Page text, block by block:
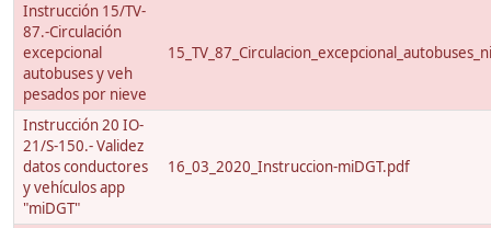
Instrucción 15/TV-
87.-Circulación
excepcional
autobuses y veh
pesados por nieve
Instrucción 20 IO-
21/S-150.- Validez
datos conductores
y vehículos app
"miDGT"
16_03_2020_Instruccion-miDGT.pdf